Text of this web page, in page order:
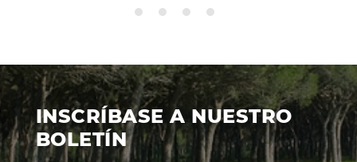
INSCRÍBASE A NUESTRO
BOLETÍN